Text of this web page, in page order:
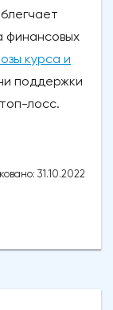
финансовых
курса и
поддержки
лосс.
31.10.2022